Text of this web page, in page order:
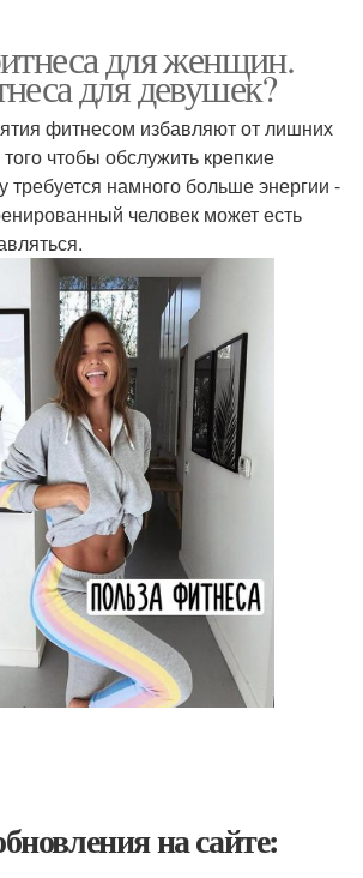
для женщин.
для девушек?
фитнесом избавляют от лишних
чтобы обслужить крепкие
намного больше энергии -
человек может есть
на сайте: